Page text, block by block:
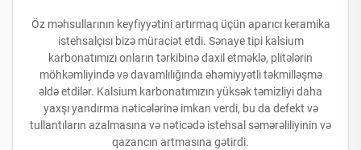
Öz məhsullarının keyfiyyətini artırmaq üçün aparıcı keramika
istehsalçısı bizə müraciət etdi. Sənaye tipi kalsium
karbonatımızı onların tərkibinə daxil etməklə, plitələrin
möhkəmliyində və davamlılığında əhəmiyyətli təkmilləşmə
əldə etdilər. Kalsium karbonatımızın yüksək təmizliyi daha
yaxşı yandırma nəticələrinə imkan verdi, bu da defekt və
tullantıların azalmasına və nəticədə istehsal səmərəliliyinin və
qazancın artmasına gətirdi.